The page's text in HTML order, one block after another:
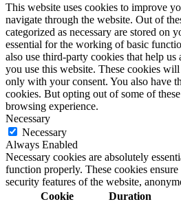
This website uses cookies to improve
navigate through the website. Out of
categorized as necessary are stored on
essential for the working of basic
also use third-party cookies that help
you use this website. These cookies
only with your consent. You also have
cookies. But opting out of some of
browsing experience.
Necessary
Necessary
Always Enabled
Necessary cookies are absolutely
function properly. These cookies
security features of the website,
Cookie
Duration